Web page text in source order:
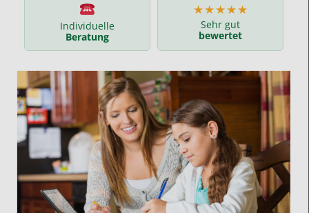
Individuelle
Beratung
★★★★★
Sehr gut
bewertet